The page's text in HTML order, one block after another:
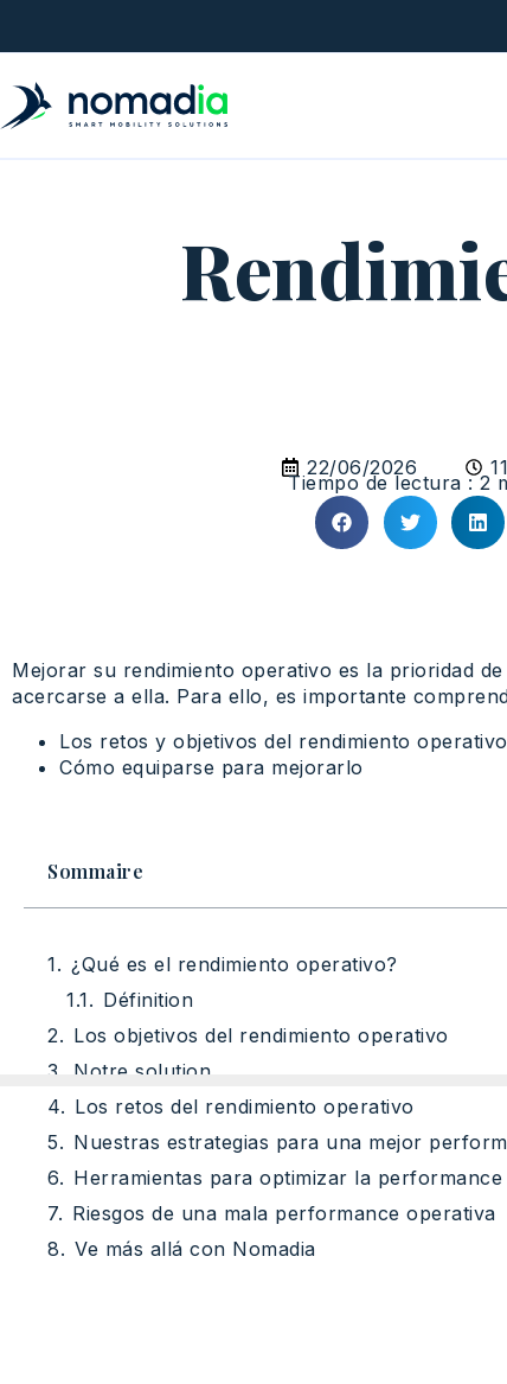
22/06/2026
Tiempo de lectura : 2
Mejorar su rendimiento operativo es la prioridad
acercarse a ella. Para ello, es importante
Los retos y objetivos del rendimiento operativo
Cómo equiparse para mejorarlo
Sommaire
¿Qué es el rendimiento operativo?
Définition
Los objetivos del rendimiento operativo
Notre solution
Los retos del rendimiento operativo
Nuestras estrategias para una mejor
Herramientas para optimizar la
Riesgos de una mala performance operativa
Ve más allá con Nomadia